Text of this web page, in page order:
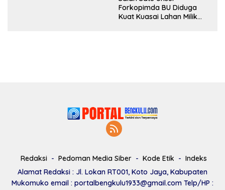
Forkopimda BU Diduga
Kuat Kuasai Lahan Milik
Redaksi Pedoman Media Siber Kode Etik
Indeks
Alamat Redaksi : Jl. Lokan RT001, Koto Jaya, Kabupaten
Mukomuko email : portalbengkulu1933@gmail.com Telp/HP :